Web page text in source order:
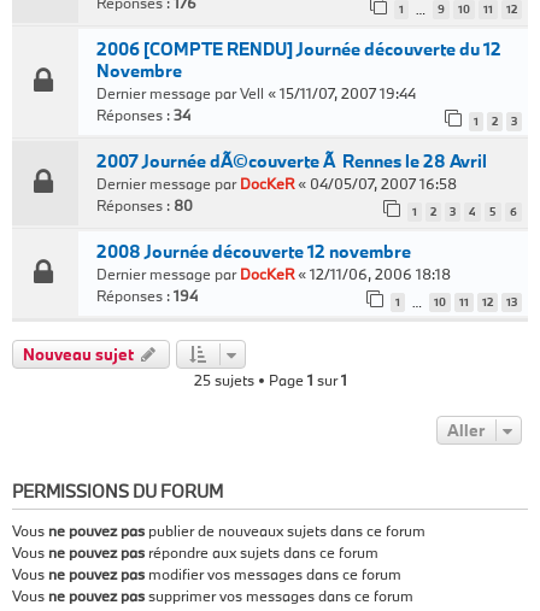
1 … 9 10 11 12
2006 [COMPTE RENDU] Journée découverte du 12
Novembre
Dernier message parVell «15/11/07, 2007 19:44
Réponses :34 1 2 3
2007 Journée dÃ©couverte Ã Rennes le 28 Avril
Dernier message parDocKeR« 04/05/07, 2007 16:58
Réponses : 80 1 2 3 4 5 6
2008 Journée découverte 12 novembre
Dernier message parDocKeR«12/11/06, 2006 18:18
Réponses :194 1 … 10 11 12 13
Nouveau sujet
25 sujets • Page1 sur1
Aller
PERMISSIONS DU FORUM
Vous ne pouvez pas publier de nouveaux sujets dans ce forum
Vous ne pouvez pas répondre aux sujets dans ce forum
Vous ne pouvez pas modifier vos messages dans ce forum
Vous ne pouvez passupprimer vos messages dans ce forum